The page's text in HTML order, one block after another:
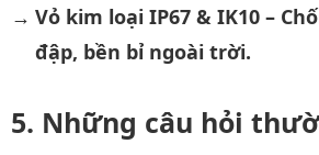
Vỏ kim loại IP67 & IK10 –
đập, bền bỉ ngoài trời.
Những câu hỏi